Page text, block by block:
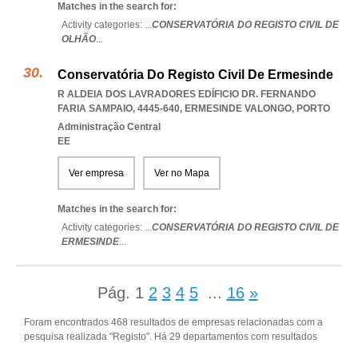
Matches in the search for:
Activity categories: ...CONSERVATÓRIA DO REGISTO CIVIL DE
OLHÃO...
Conservatória Do Registo Civil De Ermesinde
R ALDEIA DOS LAVRADORES EDÍFICIO DR. FERNANDO
FARIA SAMPAIO, 4445-640, ERMESINDE VALONGO, PORTO
Administração Central
EE
Ver empresa Ver no Mapa
Matches in the search for:
Activity categories: ...CONSERVATÓRIA DO REGISTO CIVIL DE
ERMESINDE...
Pág. 1 2 3 4 5 ... 16 »
Foram encontrados 468 resultados de empresas relacionadas com a
pesquisa realizada "Registo". Há 29 departamentos com resultados